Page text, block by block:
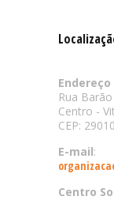
Endereço
Rua
Centro -
CEP:
E-mail:
Centro